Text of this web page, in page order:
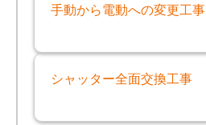
手動から電動への変更工事
シャッター全面交換工事